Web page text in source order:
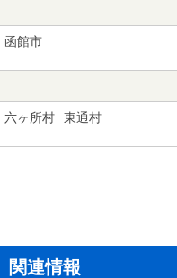
函館市
六ヶ所村 東通村
関連情報